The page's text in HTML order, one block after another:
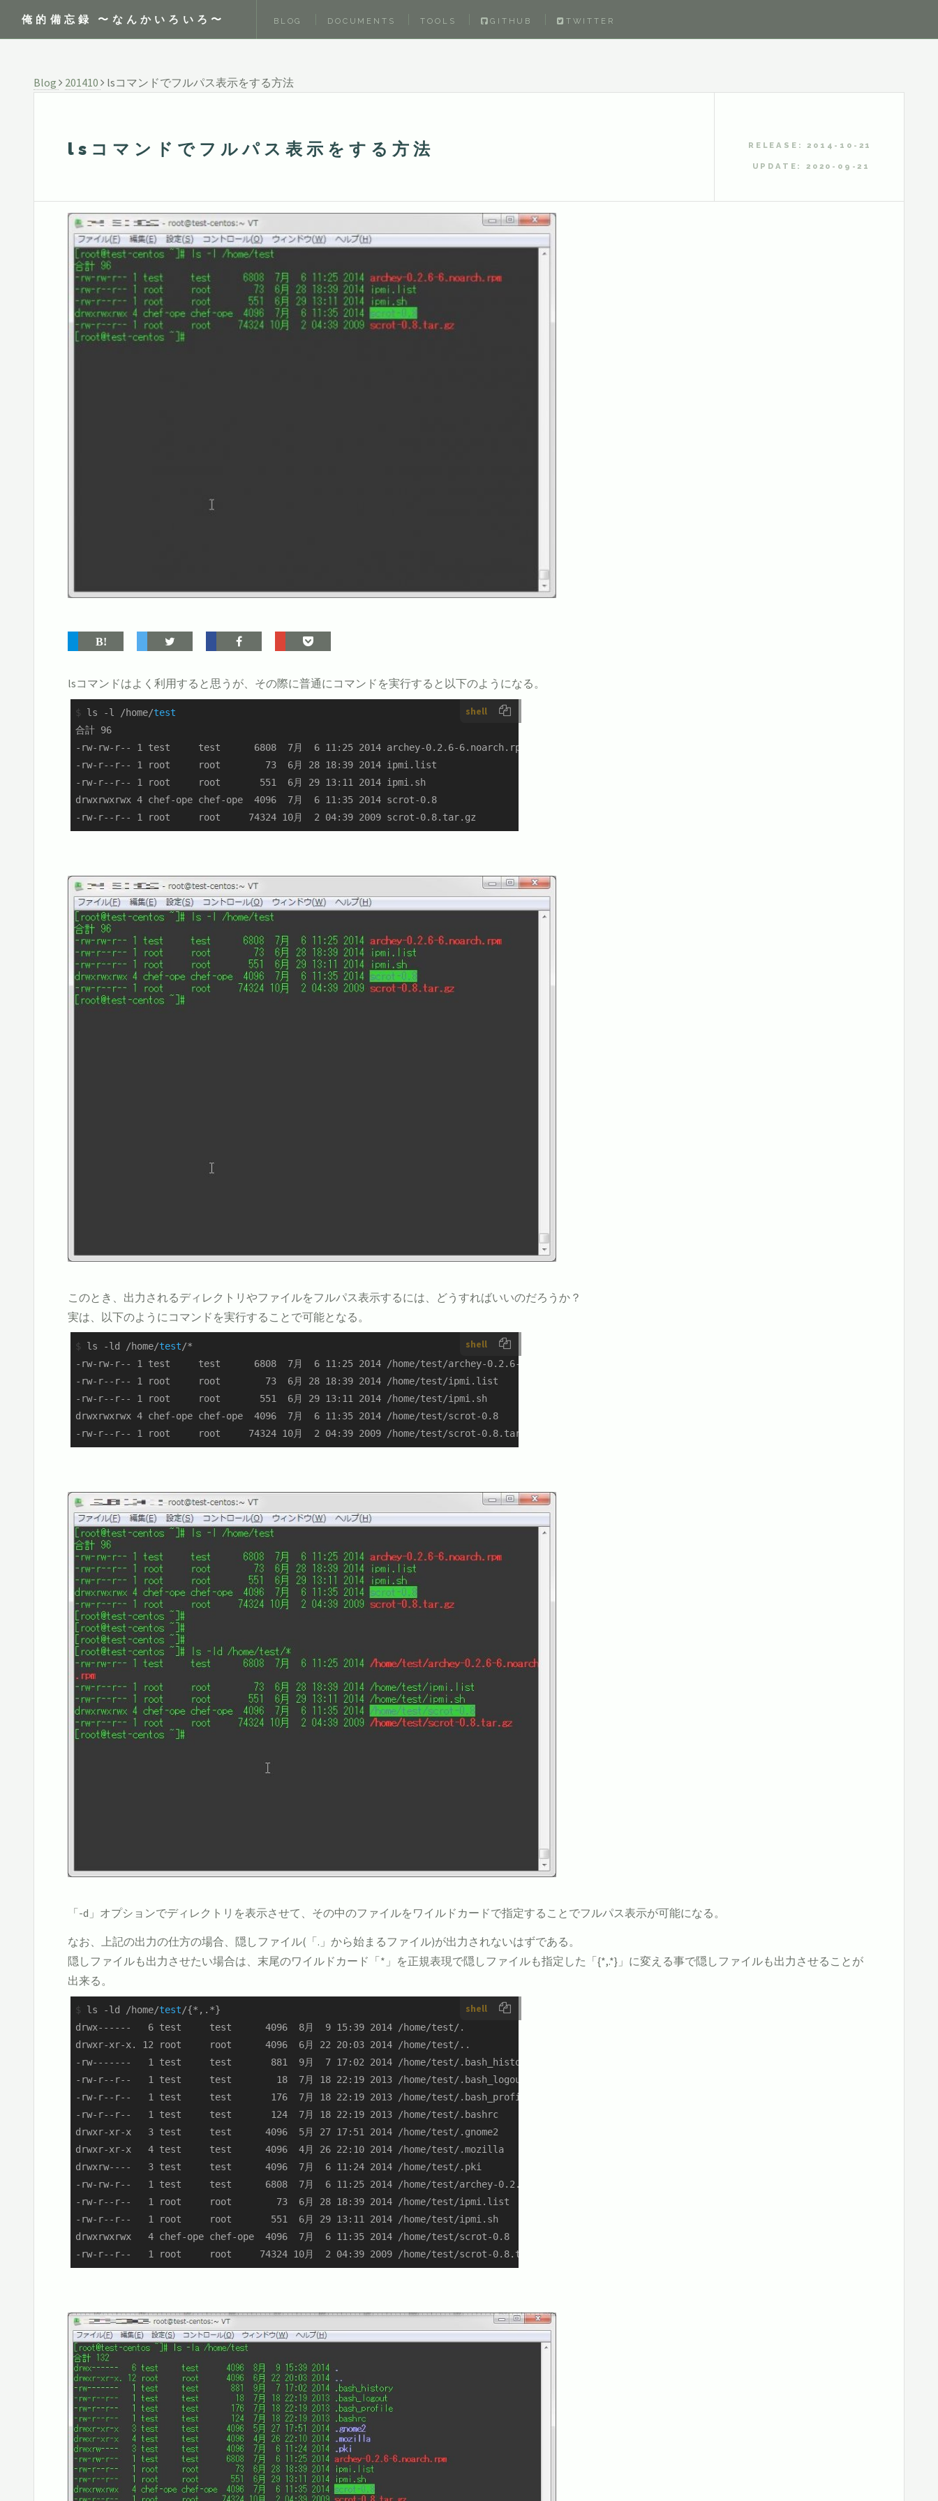
俺的備忘録 〜なんかいろいろ〜 BLOG DOCUMENTS TOOLS GITHUB TWITTER
Blog 201410 lsコマンドでフルパス表示をする方法
lsコマンドでフルパス表示をする方法 RELEASE: 2014-10-21
UPDATE: 2020-09-21
lsコマンドはよく利用すると思うが、その際に普通にコマンドを実行すると以下のようになる。
shell
$ ls -l /home/test
合計 96
-rw-rw-r-- 1 test     test      6808  7月  6 11:25 2014 archey-0.2.6-6.noarch.rpm
-rw-r--r-- 1 root     root        73  6月 28 18:39 2014 ipmi.list
-rw-r--r-- 1 root     root       551  6月 29 13:11 2014 ipmi.sh
drwxrwxrwx 4 chef-ope chef-ope  4096  7月  6 11:35 2014 scrot-0.8
-rw-r--r-- 1 root     root     74324 10月  2 04:39 2009 scrot-0.8.tar.gz
このとき、出力されるディレクトリやファイルをフルパス表示するには、どうすればいいのだろうか？
実は、以下のようにコマンドを実行することで可能となる。
shell
$ ls -ld /home/test/*
-rw-rw-r-- 1 test     test      6808  7月  6 11:25 2014 /home/test/archey-0.2.6-6.noarch.rpm
-rw-r--r-- 1 root     root        73  6月 28 18:39 2014 /home/test/ipmi.list
-rw-r--r-- 1 root     root       551  6月 29 13:11 2014 /home/test/ipmi.sh
drwxrwxrwx 4 chef-ope chef-ope  4096  7月  6 11:35 2014 /home/test/scrot-0.8
-rw-r--r-- 1 root     root     74324 10月  2 04:39 2009 /home/test/scrot-0.8.tar.gz
「-d」オプションでディレクトリを表示させて、その中のファイルをワイルドカードで指定することでフルパス表示が可能になる。
なお、上記の出力の仕方の場合、隠しファイル(「.」から始まるファイル)が出力されないはずである。
隠しファイルも出力させたい場合は、末尾のワイルドカード「*」を正規表現で隠しファイルも指定した「{*,.*}」に変える事で隠しファイルも出力させることが
出来る。
shell
$ ls -ld /home/test/{*,.*}
drwx------   6 test     test      4096  8月  9 15:39 2014 /home/test/.
drwxr-xr-x. 12 root     root      4096  6月 22 20:03 2014 /home/test/..
-rw-------   1 test     test       881  9月  7 17:02 2014 /home/test/.bash_history
-rw-r--r--   1 test     test        18  7月 18 22:19 2013 /home/test/.bash_logout
-rw-r--r--   1 test     test       176  7月 18 22:19 2013 /home/test/.bash_profile
-rw-r--r--   1 test     test       124  7月 18 22:19 2013 /home/test/.bashrc
drwxr-xr-x   3 test     test      4096  5月 27 17:51 2014 /home/test/.gnome2
drwxr-xr-x   4 test     test      4096  4月 26 22:10 2014 /home/test/.mozilla
drwxrw----   3 test     test      4096  7月  6 11:24 2014 /home/test/.pki
-rw-rw-r--   1 test     test      6808  7月  6 11:25 2014 /home/test/archey-0.2.6-6.noarch.rpm
-rw-r--r--   1 root     root        73  6月 28 18:39 2014 /home/test/ipmi.list
-rw-r--r--   1 root     root       551  6月 29 13:11 2014 /home/test/ipmi.sh
drwxrwxrwx   4 chef-ope chef-ope  4096  7月  6 11:35 2014 /home/test/scrot-0.8
-rw-r--r--   1 root     root     74324 10月  2 04:39 2009 /home/test/scrot-0.8.tar.gz